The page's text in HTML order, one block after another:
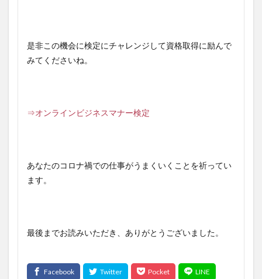
是非この機会に検定にチャレンジして資格取得に励んで
みてくださいね。
⇒オンラインビジネスマナー検定
あなたのコロナ禍での仕事がうまくいくことを祈ってい
ます。
最後までお読みいただき、ありがとうございました。